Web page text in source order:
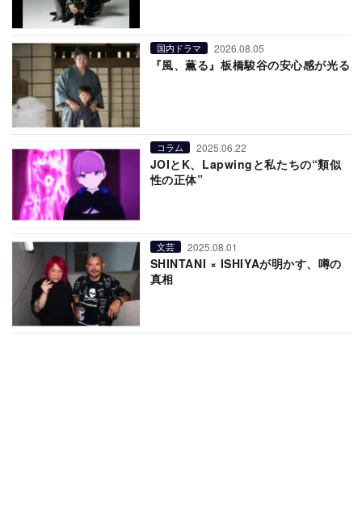
国内ドラマ 2026.08.05
『風、薫る』板橋駿谷の安心感が光る
コラム 2025.06.22
JOIとK、Lapwingと私たちの“類似
性の正体”
文芸 2025.08.01
SHINTANI × ISHIYAが明かす、噂の
真相